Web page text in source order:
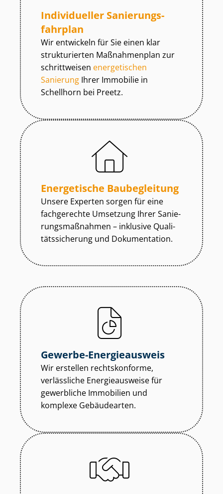
Individueller Sa­nie­rungs­
fahr­plan
Wir entwickeln für Sie einen klar
strukturierten Maßnahmenplan zur
schrittweisen energetischen
Sanierung Ihrer Immobilie in
Schellhorn bei Preetz.
Energetische Baubegleitung
Unsere Experten sorgen für eine
fachgerechte Umsetzung Ihrer Sa­nie­
rungs­maß­nah­men – inklusive Qua­li­
täts­si­che­rung und Dokumentation.
Gewerbe-Energieausweis
Wir erstellen rechtskonforme,
verlässliche Energieausweise für
gewerbliche Immobilien und
komplexe Gebäudearten.